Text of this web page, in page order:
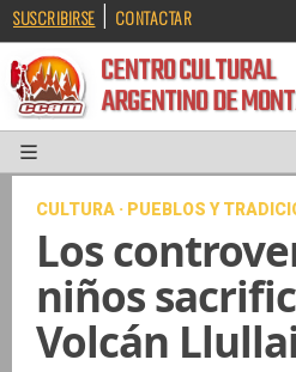
SUSCRIBIRSE | CONTACTAR
CENTRO
ARGENTINO DE
CULTURA · PUEBLOS Y
Los
niños
Volcán